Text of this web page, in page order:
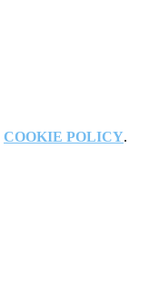
COOKIE POLICY.